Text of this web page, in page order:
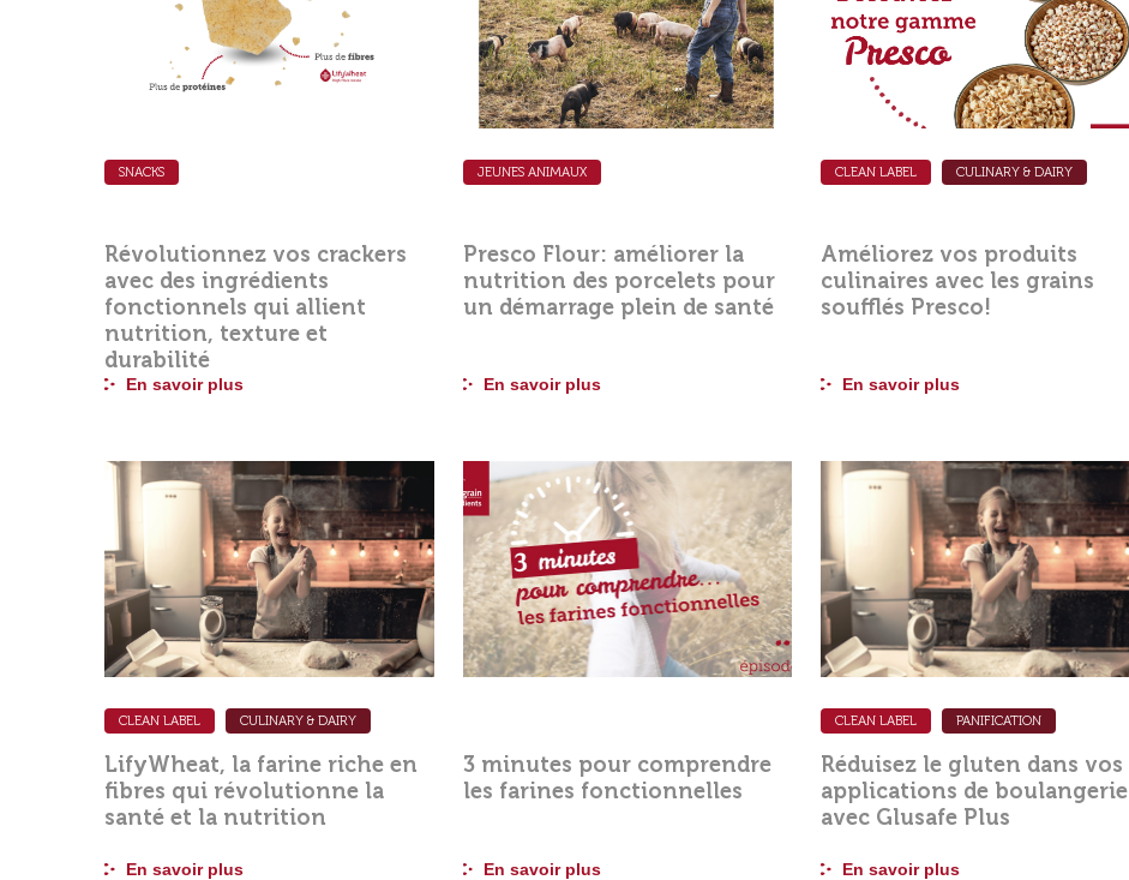
SNACKS
Révolutionnez vos crackers
avec des ingrédients
fonctionnels qui allient
nutrition, texture et
durabilité
En savoir plus
JEUNES ANIMAUX
Presco Flour: améliorer la
nutrition des porcelets pour
un démarrage plein de santé
En savoir plus
CLEAN LABEL CULINARY & DAIRY
Améliorez vos produits
culinaires avec les grains
soufflés Presco!
En savoir plus
CLEAN LABEL CULINARY & DAIRY
LifyWheat, la farine riche en
fibres qui révolutionne la
santé et la nutrition
En savoir plus
3 minutes pour comprendre
les farines fonctionnelles
En savoir plus
CLEAN LABEL PANIFICATION
Réduisez le gluten dans vos
applications de boulangerie
avec Glusafe Plus
En savoir plus